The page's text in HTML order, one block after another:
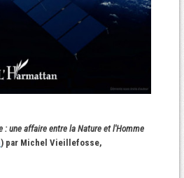
: une affaire entre la Nature et l'Homme
) par Michel Vieillefosse,